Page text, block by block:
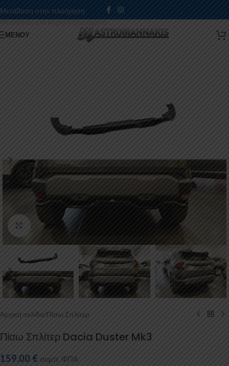
Μετάβαση στην πλοήγηση
Μετάβαση στο κύριο περιεχόμενο
ΜΕΝΟΎ
Κάντε κλικ για μεγέθυνση
Αρχική σελίδα/Πίσω Σπλίτερ
Πίσω Σπλίτερ Dacia Duster Mk3
159,00 € συμπ. ΦΠΑ